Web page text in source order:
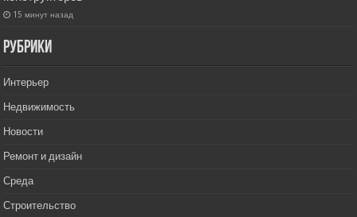
15 минут назад
РУбрики
Интерьер
Недвижимость
Новости
Ремонт и дизайн
Среда
Строительство